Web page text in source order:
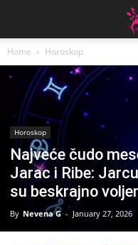
Home Horoskop
Horoskop
Najveće čudo
Jarac i Ribe:
su beskrajno
By Nevena G - January 27, 2026